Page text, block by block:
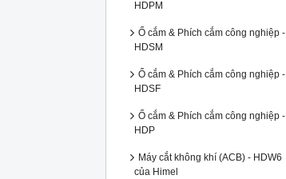
HDPM
Ổ cắm & Phích cắm công nghiệp -
HDSM
Ổ cắm & Phích cắm công nghiệp -
HDSF
Ổ cắm & Phích cắm công nghiệp -
HDP
Máy cắt không khí (ACB) - HDW6
của Himel